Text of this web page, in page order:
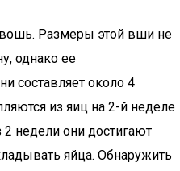
Размеры этой вши не
однако ее
составляет около 4
из яиц на 2-й неделе
недели они достигают
яйца. Обнаружить